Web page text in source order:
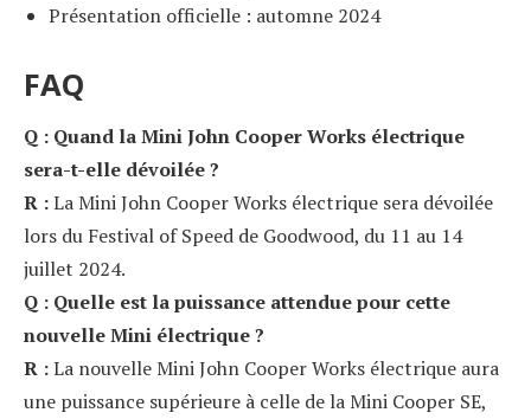
Présentation officielle : automne 2024
FAQ
Q : Quand la Mini John Cooper Works électrique
sera-t-elle dévoilée ?
R :La Mini John Cooper Works électrique sera dévoilée
lors du Festival of Speed de Goodwood, du 11 au 14
juillet 2024.
Q : Quelle est la puissance attendue pour cette
nouvelle Mini électrique ?
R :La nouvelle Mini John Cooper Works électrique aura
une puissance supérieure à celle de la Mini Cooper SE,